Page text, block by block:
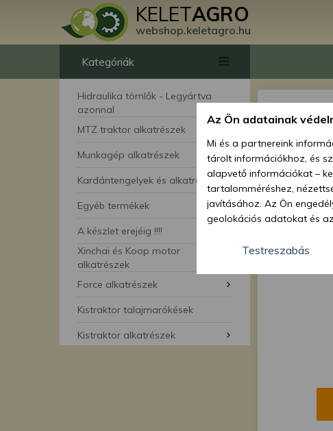
KELETAGRO
webshop.keletagro.hu
Kategóriák
Hidraulika tömlők - Legyártva
azonnal
MTZ traktor alkatrészek
Munkagép alkatrészek
Kardántengelyek és alkatrészei
Egyéb termékek
A készlet erejéig !!!!
Xinchai és Koop motor
alkatrészek
Force alkatrészek
Kistraktor talajmarókések
Kistraktor alkatrészek
Az Ön adatainak
Mi és a partnereink
tárolt információkhoz, és
alapvető információkat –
tartalomméréshez,
javításához. Az Ön
geolokációs adatokat és
hozzájárulhat ahhoz,
lehetőségként a
megváltoztathatja
feltétlenül szükséges az
Testreszabás